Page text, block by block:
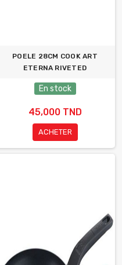
POELE 28CM COOK ART
ETERNA RIVETED
En stock
45,000 TND
ACHETER